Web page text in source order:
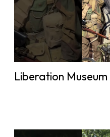
Liberation